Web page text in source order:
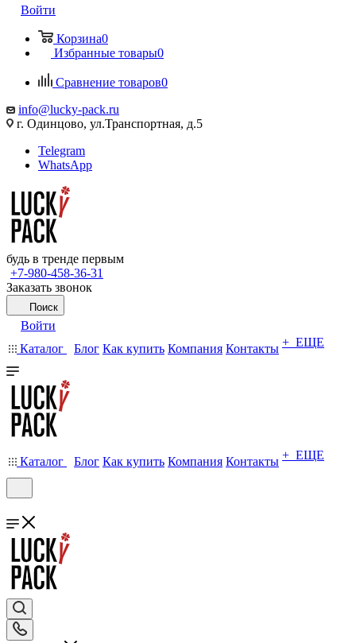
Войти
Корзина0
Избранные товары0
Сравнение товаров0
info@lucky-pack.ru
г. Одинцово, ул.Транспортная, д.5
Telegram
WhatsApp
будь в тренде первым
+7-980-458-36-31
Заказать звонок
Поиск
Войти
Каталог
Блог Как купить Компания Контакты + ЕЩЕ
Каталог Блог Как купить Компания Контакты + ЕЩЕ